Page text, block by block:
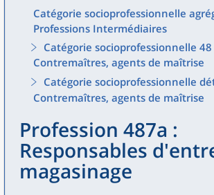
Catégorie socioprofessionnelle
Professions Intermédiaires
Catégorie socioprofessionnelle 48
Contremaîtres, agents de maîtrise
Catégorie socioprofessionnelle
Contremaîtres, agents de maîtrise
Profession 487a :
Responsables
magasinage